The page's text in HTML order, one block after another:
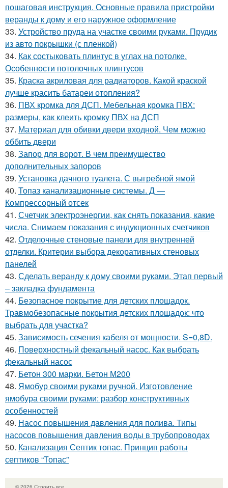
пошаговая инструкция. Основные правила пристройки
веранды к дому и его наружное оформление
33. Устройство пруда на участке своими руками. Прудик
из авто покрышки (с пленкой)
34. Как состыковать плинтус в углах на потолке.
Особенности потолочных плинтусов
35. Краска акриловая для радиаторов. Какой краской
лучше красить батареи отопления?
36. ПВХ кромка для ДСП. Мебельная кромка ПВХ:
размеры, как клеить кромку ПВХ на ДСП
37. Материал для обивки двери входной. Чем можно
оббить двери
38. Запор для ворот. В чем преимущество
дополнительных запоров
39. Установка дачного туалета. С выгребной ямой
40. Топаз канализационные системы. Д —
Компрессорный отсек
41. Счетчик электроэнергии, как снять показания, какие
числа. Снимаем показания с индукционных счетчиков
42. Отделочные стеновые панели для внутренней
отделки. Критерии выбора декоративных стеновых
панелей
43. Сделать веранду к дому своими руками. Этап первый
– закладка фундамента
44. Безопасное покрытие для детских площадок.
Травмобезопасные покрытия детских площадок: что
выбрать для участка?
45. Зависимость сечения кабеля от мощности. S=0,8D.
46. Поверхностный фекальный насос. Как выбрать
фекальный насос
47. Бетон 300 марки. Бетон М200
48. Ямобур своими руками ручной. Изготовление
ямобура своими руками: разбор конструктивных
особенностей
49. Насос повышения давления для полива. Типы
насосов повышения давления воды в трубопроводах
50. Канализация Септик топас. Принцип работы
септиков “Топас”
© 2026 Строить все